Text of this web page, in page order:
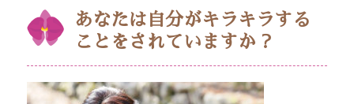
あなたは自分がキラキラする
ことをされていますか？